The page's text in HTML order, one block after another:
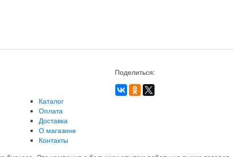
Поделиться:
Каталог
Оплата
Доставка
О магазине
Контакты